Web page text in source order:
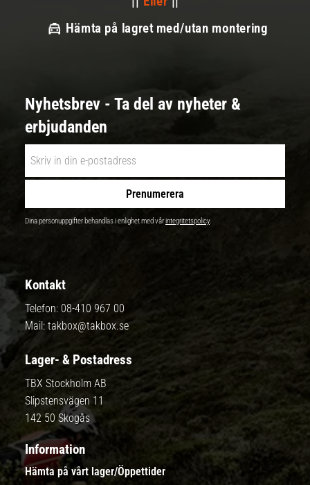
Hämta på lagret med/utan montering
Nyhetsbrev - Ta del av nyheter &
erbjudanden
Prenumerera
Dina personuppgifter behandlas i enlighet med vårintegritetspolicy.
Kontakt
Telefon: 08-410 967 00
Mail: takbox@takbox.se
Lager- & Postadress
TBX Stockholm AB
Slipstensvägen 11
142 50 Skogås
Information
Hämta på vårt lager/Öppettider